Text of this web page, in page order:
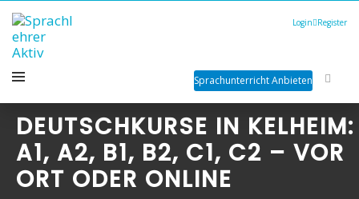
Login Register
Sprachunterricht Anbieten
DEUTSCHKURSE IN KELHEIM:
A1, A2, B1, B2, C1, C2 – VOR
ORT ODER ONLINE